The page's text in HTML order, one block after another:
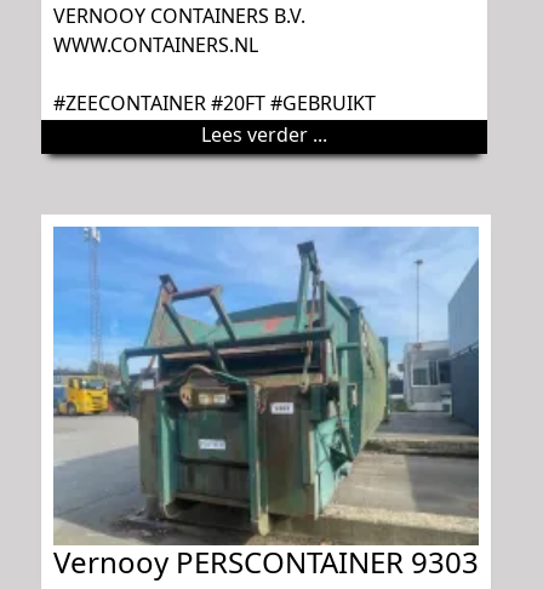
VERNOOY CONTAINERS B.V.
WWW.CONTAINERS.NL
#ZEECONTAINER #20FT #GEBRUIKT
Lees verder ...
Vernooy PERSCONTAINER 9303